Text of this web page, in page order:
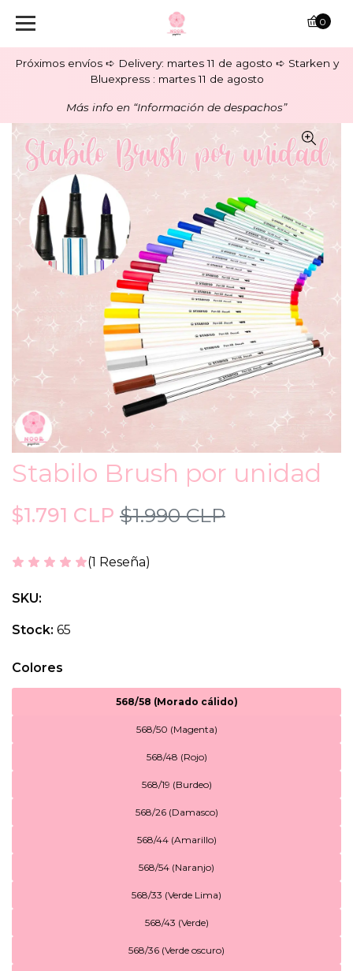
Próximos envíos ➪ Delivery: martes 11 de agosto ➪ Starken y
Bluexpress : martes 11 de agosto
Más info en “Información de despachos”
0
Stabilo Brush por unidad
$1.791 CLP $1.990 CLP
(1 Reseña)
SKU:
Stock: 65
Colores
568/58 (Morado cálido)
568/50 (Magenta)
568/48 (Rojo)
568/19 (Burdeo)
568/26 (Damasco)
568/44 (Amarillo)
568/54 (Naranjo)
568/33 (Verde Lima)
568/43 (Verde)
568/36 (Verde oscuro)